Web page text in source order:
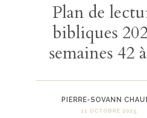
Plan de
bibliques
semaines 42
PIERRE-SOVANN
11 OCTOBRE 2025